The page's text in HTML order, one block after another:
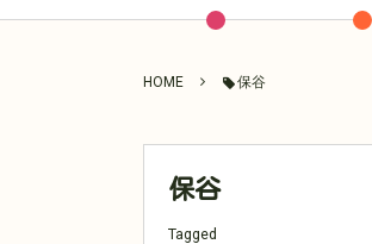
HOME 保谷
保谷
Tagged